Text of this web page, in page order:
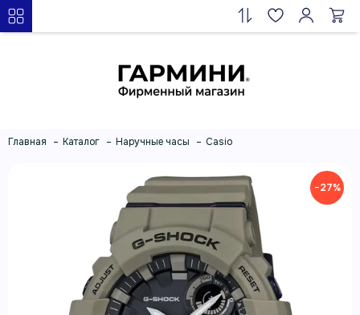
Главная Каталог Наручные часы Casio
−27%